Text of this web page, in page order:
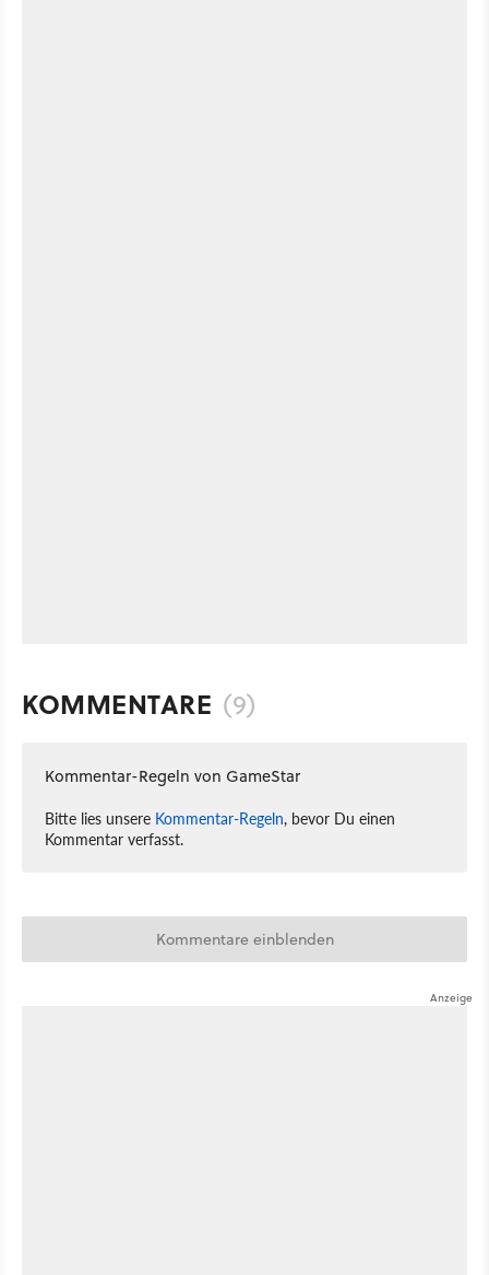
KOMMENTARE (9)
Kommentar-Regeln von GameStar
Bitte lies unsere Kommentar-Regeln, bevor Du einen
Kommentar verfasst.
Kommentare einblenden